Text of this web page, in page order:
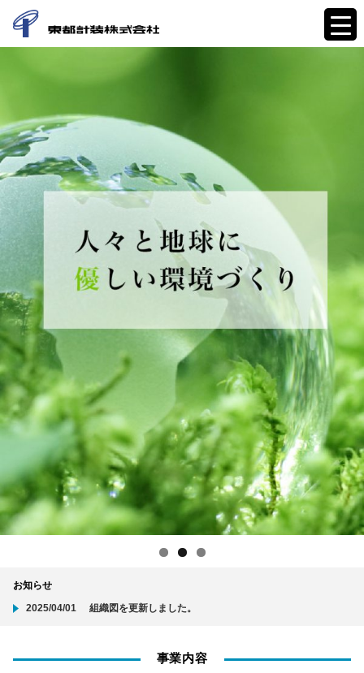
お知らせ
2025/04/01
組織図を更新しました。
事業内容